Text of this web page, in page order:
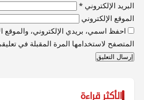
البريد الإلكتروني *
الموقع الإلكتروني
احفظ اسمي، بريدي الإلكتروني، والموقع
المتصفح لاستخدامها المرة المقبلة في
الأكثر قراءة